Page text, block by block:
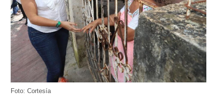
Foto: Cortesía